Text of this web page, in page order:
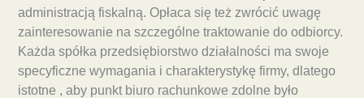
administracją fiskalną. Opłaca się też zwrócić uwagę
zainteresowanie na szczególne traktowanie do odbiorcy.
Każda spółka przedsiębiorstwo działalności ma swoje
specyficzne wymagania i charakterystykę firmy, dlatego
istotne , aby punkt biuro rachunkowe zdolne było